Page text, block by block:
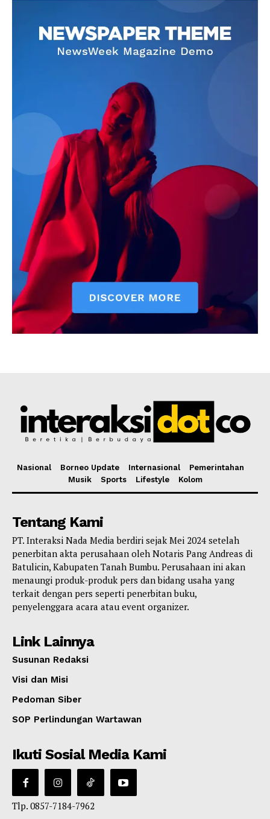
Nasional Borneo Update Internasional
Pemerintahan
Musik
Sports Lifestyle Kolom
Tentang Kami
PT. Interaksi Nada Media berdiri sejak Mei 2024 setelah
penerbitan akta perusahaan oleh Notaris Pang Andreas di
Batulicin, Kabupaten Tanah Bumbu. Perusahaan ini akan
menaungi produk-produk pers dan bidang usaha yang
terkait dengan pers seperti penerbitan buku,
penyelenggara acara atau event organizer.
Link Lainnya
Susunan Redaksi
Visi dan Misi
Pedoman Siber
SOP Perlindungan Wartawan
Ikuti Sosial Media Kami
Tlp. 0857-7184-7962